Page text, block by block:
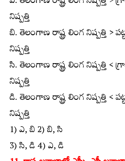
నిష్పత్తి
బి. తెలంగాణ రాష్ట్ర లింగ నిష్పత్తి >
నిష్పత్తి
సి. తెలంగాణ రాష్ట్ర లింగ నిష్పత్తి <
నిష్పత్తి
డి. తెలంగాణ రాష్ట్ర లింగ నిష్పత్తి <
నిష్పత్తి
1) ఎ, బి 2) బి, సి
3) సి, డి 4) ఎ, డి